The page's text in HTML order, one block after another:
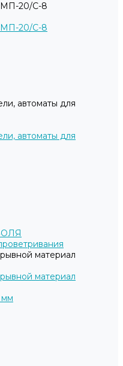
МП-20/С-8
МП-20/С-8
автоматы для
автоматы для
материал
материал
мм